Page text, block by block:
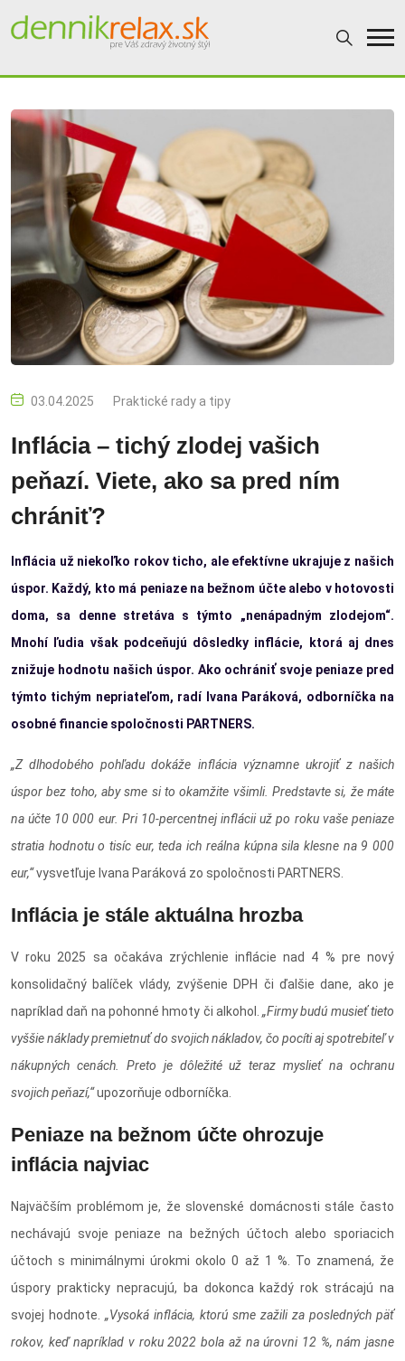
03.04.2025 Praktické rady a tipy
Inflácia – tichý zlodej vašich
peňazí. Viete, ako sa pred ním
chrániť?
Inflácia už niekoľko rokov ticho, ale efektívne ukrajuje z našich
úspor. Každý, kto má peniaze na bežnom účte alebo v hotovosti
doma, sa denne stretáva s týmto „nenápadným zlodejom“.
Mnohí ľudia však podceňujú dôsledky inflácie, ktorá aj dnes
znižuje hodnotu našich úspor. Ako ochrániť svoje peniaze pred
týmto tichým nepriateľom, radí Ivana Paráková, odborníčka na
osobné financie spoločnosti PARTNERS.
„Z dlhodobého pohľadu dokáže inflácia významne ukrojiť z našich
úspor bez toho, aby sme si to okamžite všimli. Predstavte si, že máte
na účte 10 000 eur. Pri 10-percentnej inflácii už po roku vaše peniaze
stratia hodnotu o tisíc eur, teda ich reálna kúpna sila klesne na 9 000
eur,“vysvetľuje Ivana Paráková zo spoločnosti PARTNERS.
Inflácia je stále aktuálna hrozba
V roku 2025 sa očakáva zrýchlenie inflácie nad 4 % pre nový
konsolidačný balíček vlády, zvýšenie DPH či ďalšie dane, ako je
napríklad daň na pohonné hmoty či alkohol.„Firmy budú musieť tieto
vyššie náklady premietnuť do svojich nákladov, čo pocíti aj spotrebiteľ v
nákupných cenách. Preto je dôležité už teraz myslieť na ochranu
svojich peňazí,“upozorňuje odborníčka.
Peniaze na bežnom účte ohrozuje
inflácia najviac
Najväčším problémom je, že slovenské domácnosti stále často
nechávajú svoje peniaze na bežných účtoch alebo sporiacich
účtoch s minimálnymi úrokmi okolo 0 až 1 %. To znamená, že
úspory prakticky nepracujú, ba dokonca každý rok strácajú na
svojej hodnote. „Vysoká inflácia, ktorú sme zažili za posledných päť
rokov, keď napríklad v roku 2022 bola až na úrovni 12 %, nám jasne